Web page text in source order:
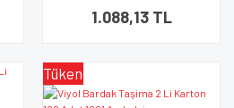
1.088,13 TL
Tükendi